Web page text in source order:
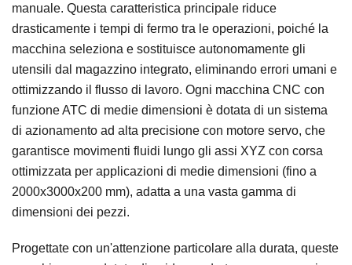
manuale. Questa caratteristica principale riduce
drasticamente i tempi di fermo tra le operazioni, poiché la
macchina seleziona e sostituisce autonomamente gli
utensili dal magazzino integrato, eliminando errori umani e
ottimizzando il flusso di lavoro. Ogni macchina CNC con
funzione ATC di medie dimensioni è dotata di un sistema
di azionamento ad alta precisione con motore servo, che
garantisce movimenti fluidi lungo gli assi XYZ con corsa
ottimizzata per applicazioni di medie dimensioni (fino a
2000x3000x200 mm), adatta a una vasta gamma di
dimensioni dei pezzi.
Progettate con un'attenzione particolare alla durata, queste